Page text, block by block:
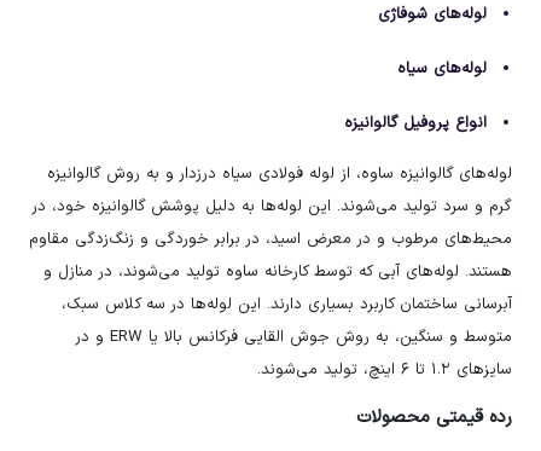
لوله‌های شوفاژی
لوله‌های سیاه
انواع پروفیل گالوانیزه
لوله‌های گالوانیزه ساوه، از لوله فولادی سیاه درزدار و به روش گالوانیزه
گرم و سرد تولید می‌شوند. این لوله‌ها به دلیل پوشش گالوانیزه خود، در
محیط‌های مرطوب و در معرض اسید، در برابر خوردگی و زنگ‌زدگی مقاوم
هستند. لوله‌های آبی که توسط کارخانه ساوه تولید می‌شوند، در منازل و
آبرسانی ساختمان کاربرد بسیاری دارند. این لوله‌ها در سه کلاس سبک،
متوسط و سنگین، به روش جوش القایی فرکانس بالا یا ERW و در
سایزهای ۱.۲ تا ۶ اینچ، تولید می‌شوند.
رده قیمتی محصولات